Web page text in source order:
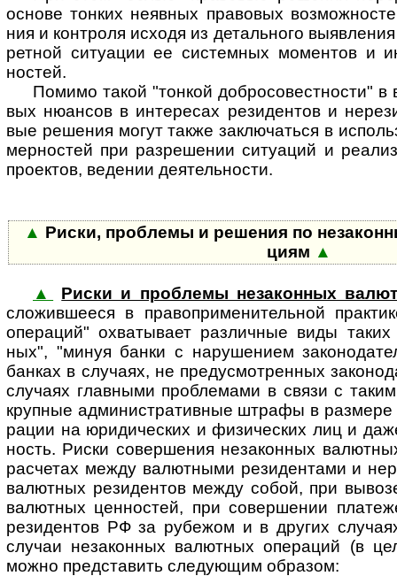
основе тон­ких неяв­ных пра­во­вых
ния и конт­роля исходя из деталь­ного
рет­ной ситу­ации ее систем­ных момен­тов и
ностей.
Помимо такой "тонкой добро­со­вест­ности"
вых нюан­сов в инте­ресах рези­дентов и
вые реше­ния могут также заклю­чаться в
мер­ностей при раз­ре­шении ситу­аций и
прое­ктов, веде­нии деятель­ности.
▲ Риски, проблемы и решения по
циям ▲
▲
Риски и проблемы незаконных
сложив­шееся в пра­во­при­ме­ни­тель­ной
опе­ра­ций" охва­ты­вает раз­лич­ные виды
ных", "минуя банки с нару­ше­нием
бан­ках в слу­чаях, не пре­ду­смот­рен­ных
случаях глав­ными проб­ле­мами в связи с
круп­ные адми­ни­стра­тив­ные штрафы в
ра­ции на юриди­ческих и физи­ческих лиц и
ность. Риски совер­ше­ния неза­кон­ных
рас­че­тах между валют­ными рези­ден­тами и
валют­ных рези­дентов между собой, при
валют­ных цен­нос­тей, при совер­шении
рези­ден­тов РФ за рубе­жом и в дру­гих
слу­чаи неза­кон­ных валют­ных опера­ций (в
можно пред­ста­вить следу­ющим образом: